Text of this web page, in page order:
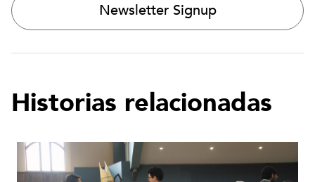
Newsletter Signup
Historias relacionadas